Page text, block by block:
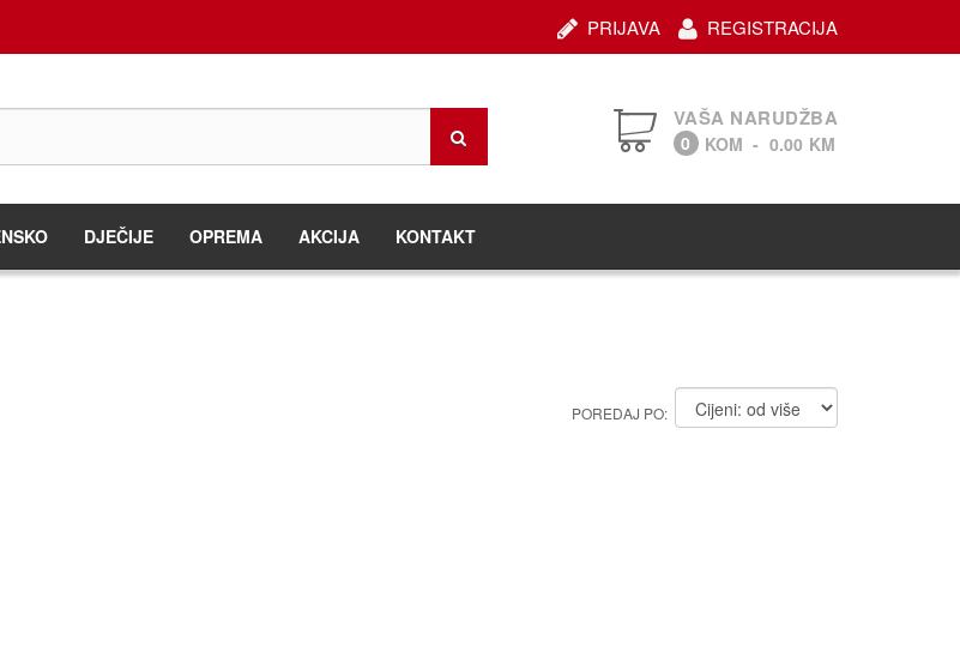
REGISTRACIJA
PRIJAVA
VAŠA NARUDŽBA
0 KOM - 0.00 KM
DJEČIJE OPREMA AKCIJA KONTAKT
POREDAJ PO: